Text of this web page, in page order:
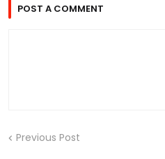
POST A COMMENT
Previous Post